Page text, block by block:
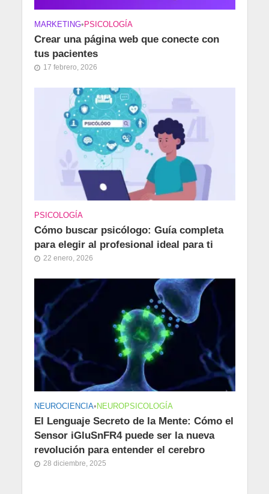
MARKETING• PSICOLOGÍA
Crear una página web que conecte con
tus pacientes
17 febrero, 2026
PSICOLOGÍA
Cómo buscar psicólogo: Guía completa
para elegir al profesional ideal para ti
22 enero, 2026
NEUROCIENCIA• NEUROPSICOLOGÍA
El Lenguaje Secreto de la Mente: Cómo el
Sensor iGluSnFR4 puede ser la nueva
revolución para entender el cerebro
28 diciembre, 2025